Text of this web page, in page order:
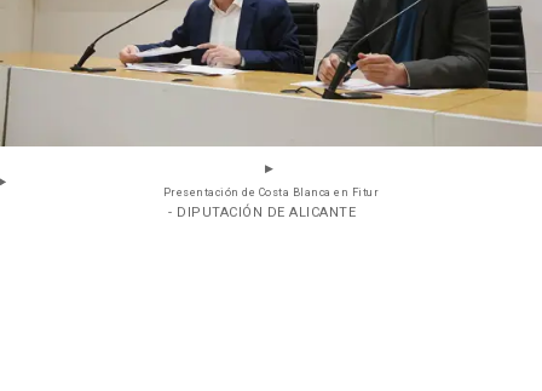
Presentación de Costa Blanca en Fitur
- DIPUTACIÓN DE ALICANTE